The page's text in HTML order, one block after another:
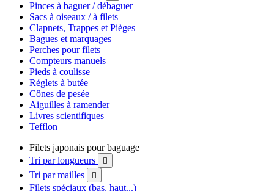
Pinces à baguer / débaguer
Sacs à oiseaux / à filets
Clapnets, Trappes et Pièges
Bagues et marquages
Perches pour filets
Compteurs manuels
Pieds à coulisse
Réglets à butée
Cônes de pesée
Aiguilles à ramender
Livres scientifiques
Tefflon
Filets japonais pour baguage
Tri par longueurs

Tri par mailles 
Filets spéciaux (bas, haut...)